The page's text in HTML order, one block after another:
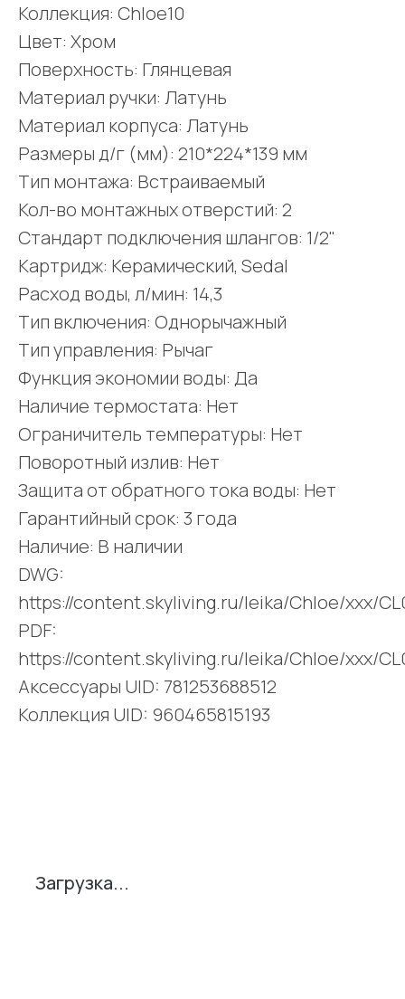
Коллекция: Chloe10
Цвет: Хром
Поверхность: Глянцевая
Материал ручки: Латунь
Материал корпуса: Латунь
Размеры д/г (мм): 210*224*139 мм
Тип монтажа: Встраиваемый
Кол-во монтажных отверстий: 2
Стандарт подключения шлангов: 1/2"
Картридж: Керамический, Sedal
Расход воды, л/мин: 14,3
Тип включения: Однорычажный
Тип управления: Рычаг
Функция экономии воды: Да
Наличие термостата: Нет
Ограничитель температуры: Нет
Поворотный излив: Нет
Защита от обратного тока воды: Нет
Гарантийный срок: 3 года
Наличие: В наличии
DWG:
https://content.skyliving.ru/leika/Chloe/xxx/
PDF:
https://content.skyliving.ru/leika/Chloe/xxx/
Аксессуары UID: 781253688512
Коллекция UID: 960465815193
Загрузка...